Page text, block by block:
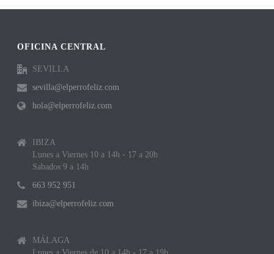
OFICINA CENTRAL
SEVILLA
sevilla@elperrofeliz.com
hola@elperrofeliz.com
IBIZA
Lunes a Viernes 10 a 14h - 17 a 20h
Sabados 9 a 14h
663 952 951
ibiza@elperrofeliz.com
MÁLAGA